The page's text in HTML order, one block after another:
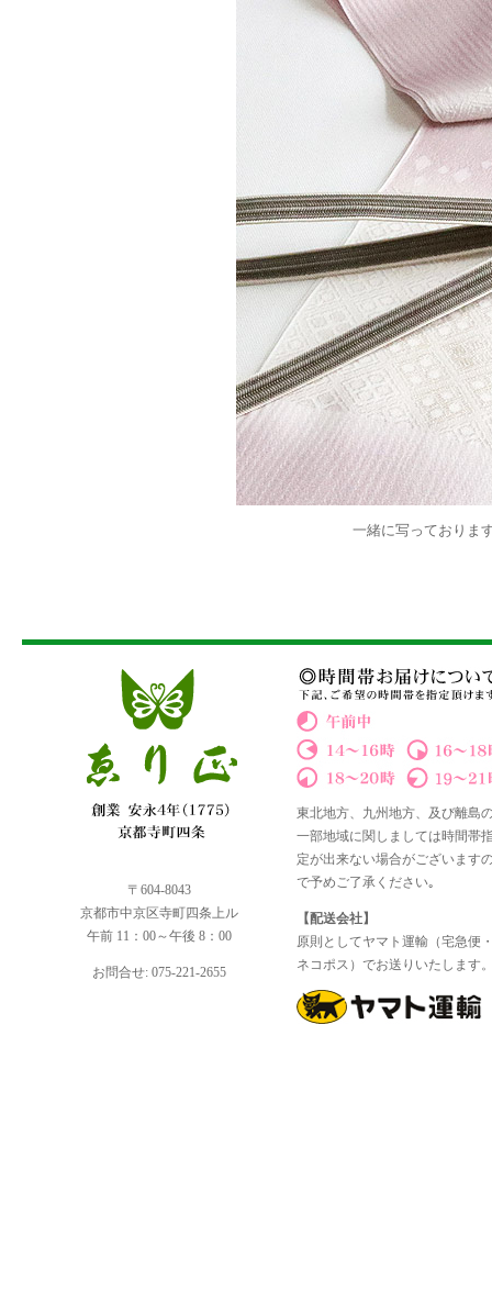
一緒に写っておりま
〒604-8043
京都市中京区寺町四条上ル
午前 11：00～午後 8：00
お問合せ: 075-221-2655
東北地方、九州地方、及び離島
一部地域に関しましては時間帯
定が出来ない場合がございます
で予めご了承ください｡
【配送会社】
原則としてヤマト運輸（宅急便
ネコポス）でお送りいたします